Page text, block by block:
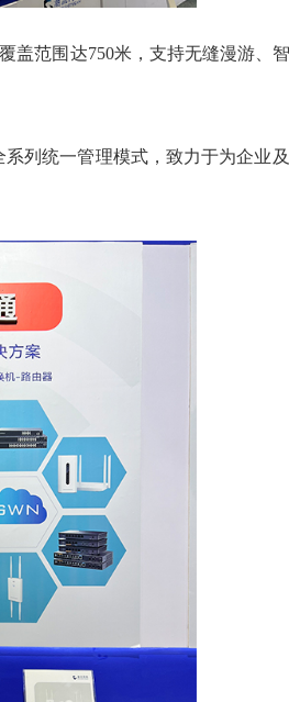
盖范围达750米，支持无缝漫游、
列统一管理模式，致力于为企业